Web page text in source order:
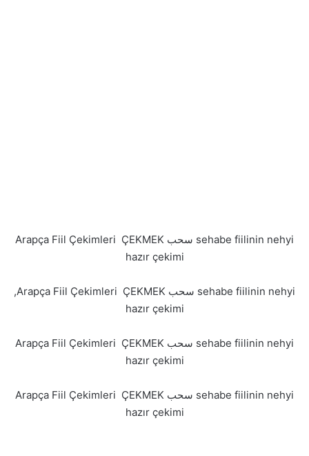
Arapça Fiil Çekimleri ÇEKMEK سحب sehabe fiilinin nehyi
hazır çekimi
,Arapça Fiil Çekimleri ÇEKMEK سحب sehabe fiilinin nehyi
hazır çekimi
Arapça Fiil Çekimleri ÇEKMEK سحب sehabe fiilinin nehyi
hazır çekimi
Arapça Fiil Çekimleri ÇEKMEK سحب sehabe fiilinin nehyi
hazır çekimi